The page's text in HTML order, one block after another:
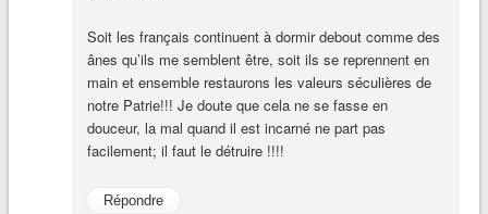
Soit les français continuent à dormir debout comme des
ânes qu’ils me semblent être, soit ils se reprennent en
main et ensemble restaurons les valeurs séculières de
notre Patrie!!! Je doute que cela ne se fasse en
douceur, la mal quand il est incarné ne part pas
facilement; il faut le détruire !!!!
Répondre